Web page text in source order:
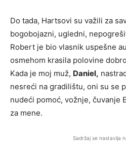
Do tada, Hartsovi su važili za
bogobojazni, ugledni,
Robert je bio vlasnik uspešne
osmehom krasila polovine
Kada je moj muž, Daniel,
nesreći na gradilištu, oni su se
nudeći pomoć, vožnje, čuvanje
za mene.
Sadržaj se nastavlja